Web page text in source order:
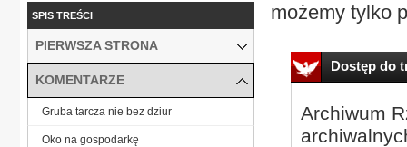
możemy tylko
Dostęp do
Archiwum
SPIS TREŚCI
PIERWSZA STRONA
KOMENTARZE
Gruba tarcza nie bez dziur
Oko na gospodarkę